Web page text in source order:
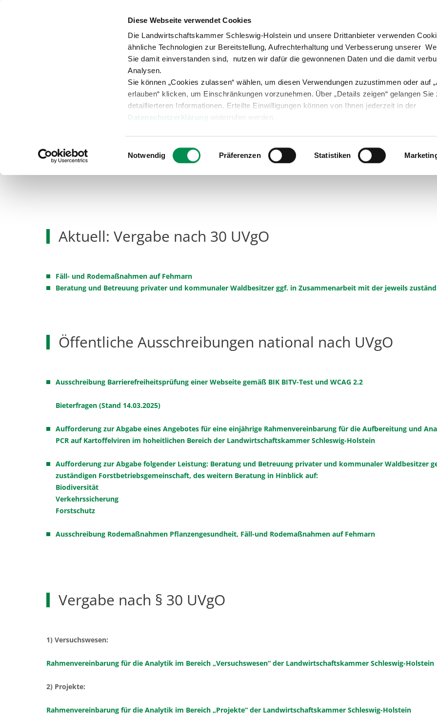
Diese Webseite verwendet Cookies
Die Landwirtschaftskammer Schleswig-Holstein und unsere Drittanbieter verwenden
ähnliche Technologien zur Bereitstellung, Aufrechterhaltung und Verbesserung unserer
Sie damit einverstanden sind, nutzen wir dafür die gewonnenen Daten und die damit
Analysen.
Sie können „Cookies zulassen“ wählen, um diesen Verwendungen zuzustimmen oder auf
erlauben“ klicken, um Einschränkungen vorzunehmen. Über „Details zeigen“ gelangen Sie
detaillierteren Informationen. Erteilte Einwilligungen können von Ihnen jederzeit in der
Datenschutzerklärung widerrufen werden.
Einwilligungsauswahl
Notwendig Präferenzen Statistiken
Ansprechpartner & Berater
Versuche Beratung Landwirtschaft Öko Forst Fischerei
Ausschreibungen und Vergabe
Aktuell: Vergabe nach 30 UVgO
Fäll- und Rodemaßnahmen auf Fehmarn
Beratung und Betreuung privater und kommunaler Waldbesitzer ggf. in Zusammenarbeit mit der jeweils
Öffentliche Ausschreibungen national nach UVgO
Ausschreibung Barrierefreiheitsprüfung einer Webseite gemäß BIK BITV-Test und WCAG 2.2
Bieterfragen (Stand 14.03.2025)
Aufforderung zur Abgabe eines Angebotes für eine einjährige Rahmenvereinbarung für die Aufbereitung und
PCR auf Kartoffelviren im hoheitlichen Bereich der Landwirtschaftskammer Schleswig-Holstein
Aufforderung zur Abgabe folgender Leistung: Beratung und Betreuung privater und kommunaler Waldbesitzer
zuständigen Forstbetriebsgemeinschaft, des weitern Beratung in Hinblick auf:
Biodiversität
Verkehrssicherung
Forstschutz
Ausschreibung Rodemaßnahmen Pflanzengesundheit, Fäll-und Rodemaßnahmen auf Fehmarn
Vergabe nach § 30 UVgO
1) Versuchswesen:
Rahmenvereinbarung für die Analytik im Bereich „Versuchswesen“ der Landwirtschaftskammer Schleswig-Holstein
2) Projekte:
Rahmenvereinbarung für die Analytik im Bereich „Projekte“ der Landwirtschaftskammer Schleswig-Holstein